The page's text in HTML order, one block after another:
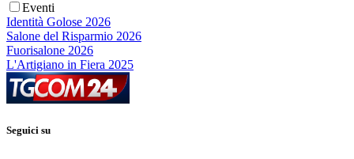
Eventi
Identità Golose 2026
Salone del Risparmio 2026
Fuorisalone 2026
L'Artigiano in Fiera 2025
Seguici su